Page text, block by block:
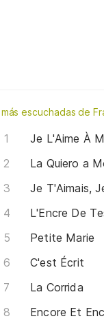
más escuchadas de
Je L'Aime À
La Quiero a
Je T'Aimais,
L'Encre De
Petite Marie
C'est Écrit
La Corrida
Encore Et